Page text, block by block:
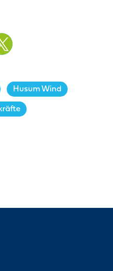
Husum Wind